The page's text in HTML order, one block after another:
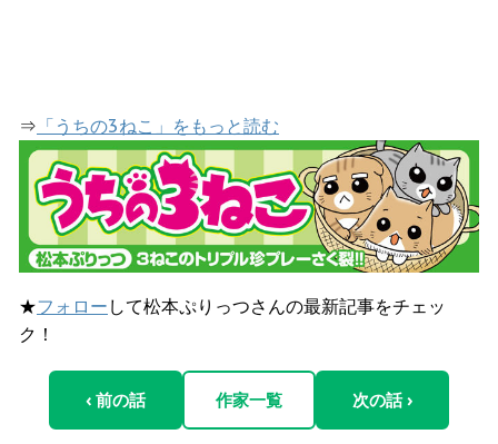
⇒ 「うちの3ねこ」をもっと読む
★フォロー して松本ぷりっつさんの最新記事をチェッ
ク！
‹ 前の話 作家一覧 次の話 ›